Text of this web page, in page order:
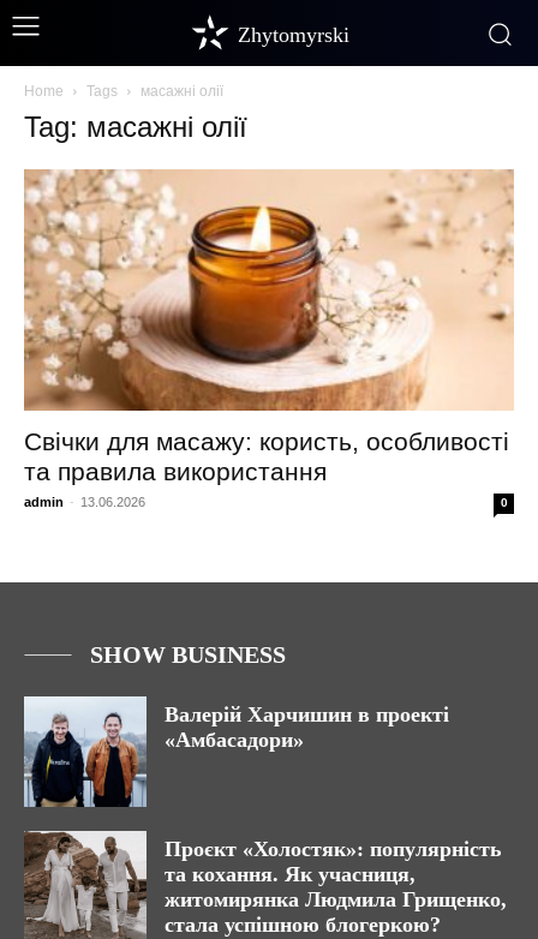
Zhytomyrski
Home Tags масажні олії
Tag: масажні олії
Свічки для масажу: користь, особливості
та правила використання
admin - 13.06.2026 0
SHOW BUSINESS
Валерій Харчишин в проекті
«Амбасадори»
Проєкт «Холостяк»: популярність
та кохання. Як учасниця,
житомирянка Людмила Грищенко,
стала успішною блогеркою?